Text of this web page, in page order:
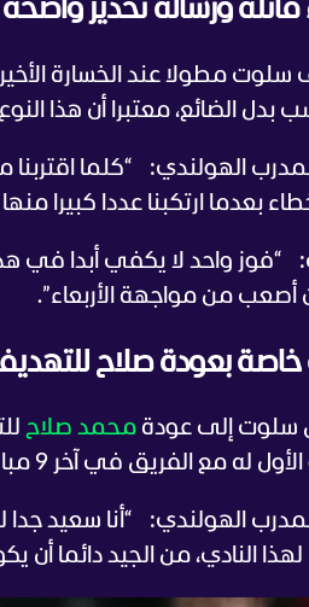
قاتلة ورسالة تحذير واضحة
بدل الضائع، معتبرا أن هذا
الهولندي: “كلما
بعدما ارتكبنا عددا كبيرا
من مواجهة الأربعاء”.
خاصة بعودة صلاح
سلوت إلى عودة محمد صلاح
له مع الفريق في آخر 9 مباريات.
الهولندي: “أنا سعيد
النادي، من الجيد دائما أن